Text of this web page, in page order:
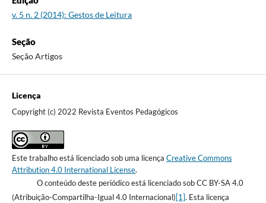
v. 5 n. 2 (2014): Gestos de Leitura
Seção
Seção Artigos
Licença
Copyright (c) 2022 Revista Eventos Pedagógicos
Este trabalho está licenciado sob uma licença Creative Commons
Attribution 4.0 International License.
O conteúdo deste periódico está licenciado sob CC BY-SA 4.0
(Atribuição-Compartilha-Igual 4.0 Internacional)[1]. Esta licença